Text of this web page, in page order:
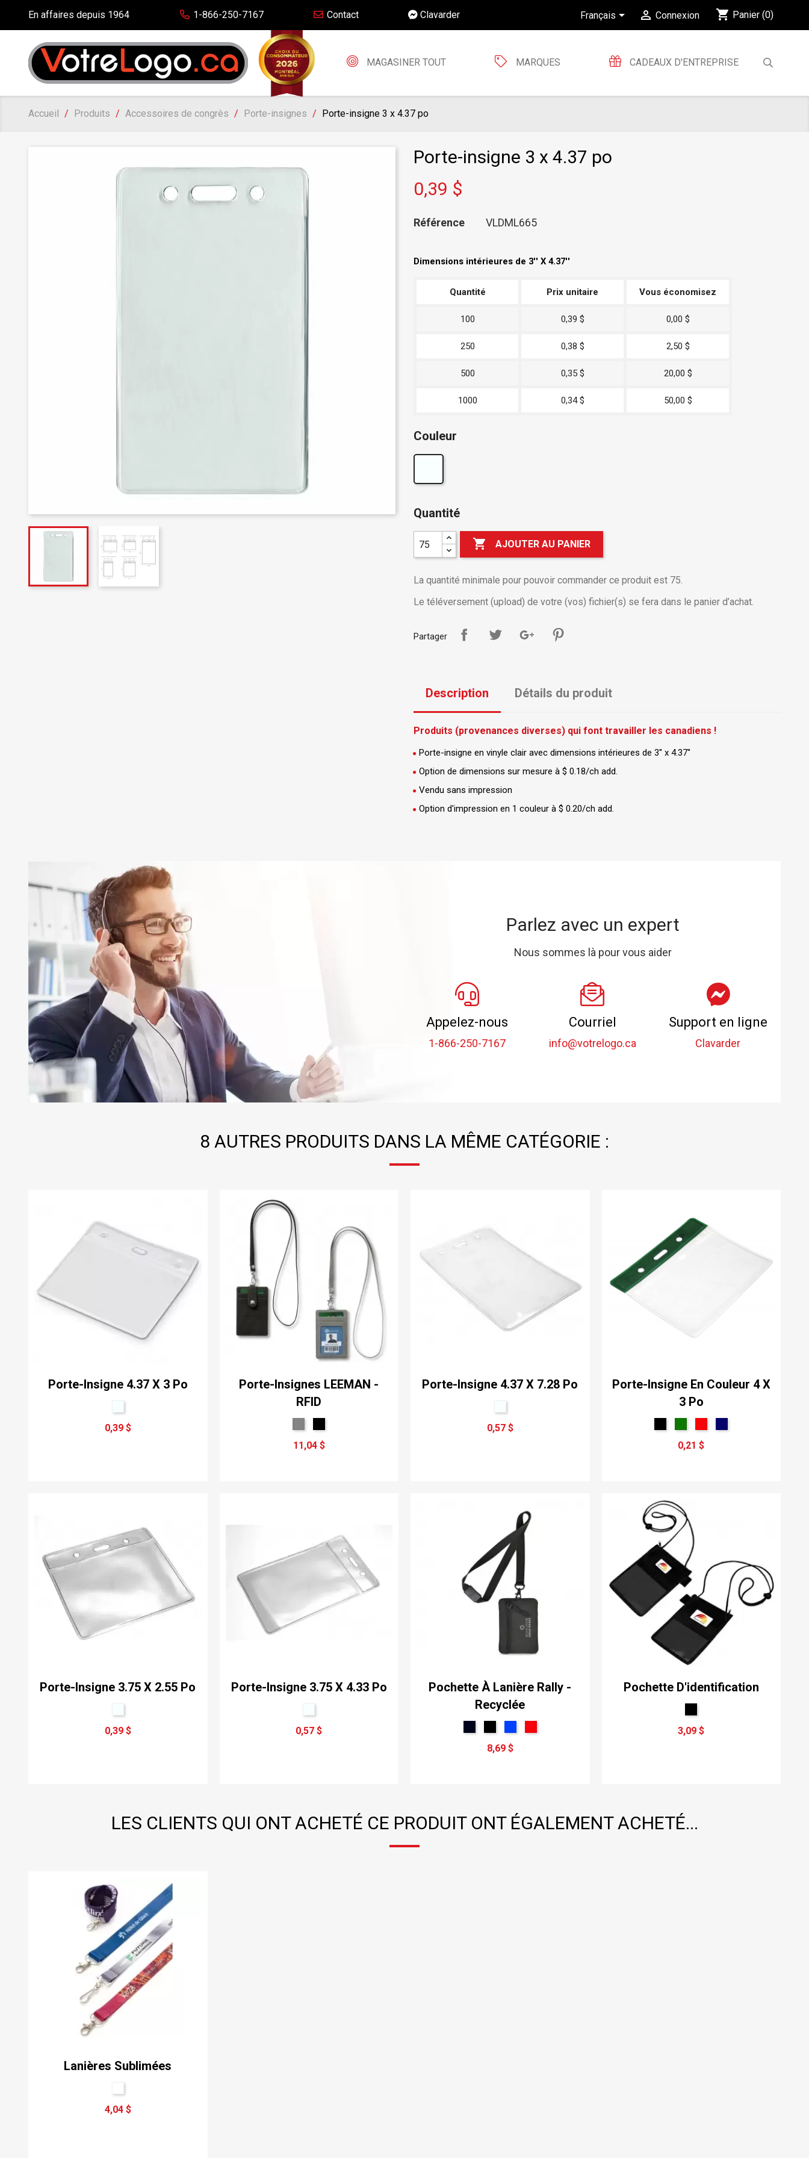
En affaires depuis 1964 1-866-250-7167 Contact Clavarder Français  Connexion shopping_cart Panier (0)
MAGASINER TOUT MARQUES CADEAUX D'ENTREPRISE
Accueil Produits Accessoires de congrès Porte-insignes Porte-insigne 3 x 4.37 po
Porte-insigne 3 x 4.37 po
0,39 $
Référence VLDML665
Dimensions intérieures de 3'' X 4.37''
Quantité Prix unitaire Vous économisez
100 0,39 $ 0,00 $
250 0,38 $ 2,50 $
500 0,35 $ 20,00 $
1000 0,34 $ 50,00 $
Couleur
Quantité
 AJOUTER AU PANIER
La quantité minimale pour pouvoir commander ce produit est 75.
Le téléversement (upload) de votre (vos) fichier(s) se fera dans le panier d’achat.
Partager
Description Détails du produit
Produits (provenances diverses) qui font travailler les canadiens !
Porte-insigne en vinyle clair avec dimensions intérieures de 3'' x 4.37''
Option de dimensions sur mesure à $ 0.18/ch add.
Vendu sans impression
Option d'impression en 1 couleur à $ 0.20/ch add.
Parlez avec un expert
Nous sommes là pour vous aider
Appelez-nous
1-866-250-7167
Courriel
info@votrelogo.ca
Support en ligne
Clavarder
8 AUTRES PRODUITS DANS LA MÊME CATÉGORIE :
Porte-Insigne 4.37 X 3 Po
0,39 $
Porte-Insignes LEEMAN -
RFID
11,04 $
Porte-Insigne 4.37 X 7.28 Po
0,57 $
Porte-Insigne En Couleur 4 X
3 Po
0,21 $
Porte-Insigne 3.75 X 2.55 Po
0,39 $
Porte-Insigne 3.75 X 4.33 Po
0,57 $
Pochette À Lanière Rally -
Recyclée
8,69 $
Pochette D'identification
3,09 $
LES CLIENTS QUI ONT ACHETÉ CE PRODUIT ONT ÉGALEMENT ACHETÉ...
Lanières Sublimées
4,04 $